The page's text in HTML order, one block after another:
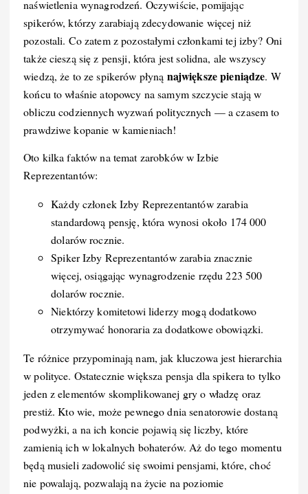
naświetlenia wynagrodzeń. Oczywiście, pomijając
spikerów, którzy zarabiają zdecydowanie więcej niż
pozostali. Co zatem z pozostałymi członkami tej izby? Oni
także cieszą się z pensji, która jest solidna, ale wszyscy
wiedzą, że to ze spikerów płyną największe pieniądze. W
końcu to właśnie atopowcy na samym szczycie stają w
obliczu codziennych wyzwań politycznych — a czasem to
prawdziwe kopanie w kamieniach!
Oto kilka faktów na temat zarobków w Izbie
Reprezentantów:
Każdy członek Izby Reprezentantów zarabia
standardową pensję, która wynosi około 174 000
dolarów rocznie.
Spiker Izby Reprezentantów zarabia znacznie
więcej, osiągając wynagrodzenie rzędu 223 500
dolarów rocznie.
Niektórzy komitetowi liderzy mogą dodatkowo
otrzymywać honoraria za dodatkowe obowiązki.
Te różnice przypominają nam, jak kluczowa jest hierarchia
w polityce. Ostatecznie większa pensja dla spikera to tylko
jeden z elementów skomplikowanej gry o władzę oraz
prestiż. Kto wie, może pewnego dnia senatorowie dostaną
podwyżki, a na ich koncie pojawią się liczby, które
zamienią ich w lokalnych bohaterów. Aż do tego momentu
będą musieli zadowolić się swoimi pensjami, które, choć
nie powalają, pozwalają na życie na poziomie